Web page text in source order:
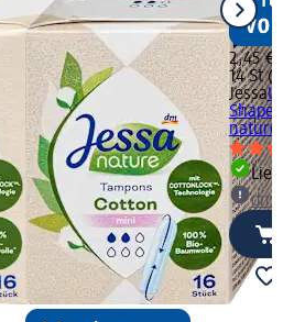
2,45 €
14 St
Jessa
Shape
nature,
dm